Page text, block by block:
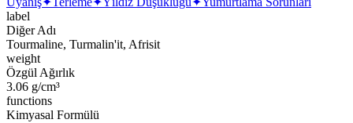
label
Diğer Adı
Tourmaline, Turmalin'it, Afrisit
weight
Özgül Ağırlık
3.06 g/cm³
functions
Kimyasal Formülü